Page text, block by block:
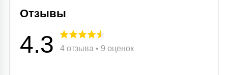
Отзывы
4.3 4 отзыва • 9 оценок